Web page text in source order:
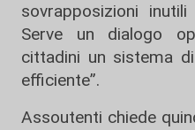
sovrapposizioni
Serve un dialogo
cittadini un sistema
efficiente”.
Assoutenti chiede